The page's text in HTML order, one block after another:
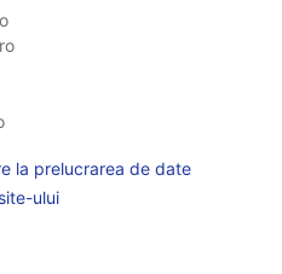
la prelucrarea de date
ului